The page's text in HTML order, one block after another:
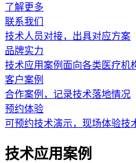
了解更多
联系我们
技术人员对接，出具对应方案
品牌实力
技术应用案例面向各类医疗机
客户案例
合作案例，记录技术落地情况
预约体验
可预约技术演示，现场体验技
技术应用案例